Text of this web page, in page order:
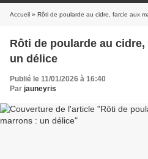
Accueil » Rôti de poularde au cidre, farcie aux
Rôti de poularde au
un délice
Publié le 11/01/2026 à 16:40
Par jauneyris